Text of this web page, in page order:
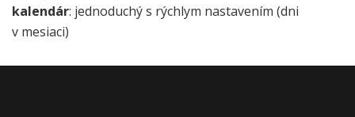
kalendár: jednoduchý s rýchlym nastavením (dni
v mesiaci)